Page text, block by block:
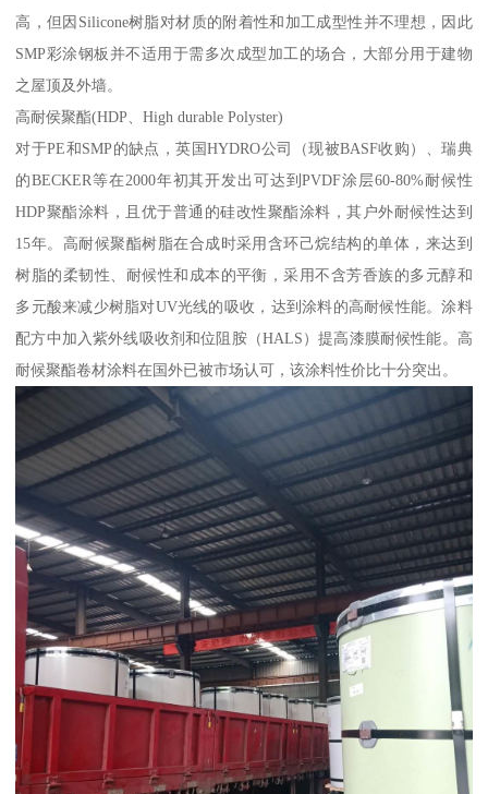
高，但因Silicone树脂对材质的附着性和加工成型性并不理想，因此
SMP彩涂钢板并不适用于需多次成型加工的场合，大部分用于建物
之屋顶及外墙。
高耐侯聚酯(HDP、High durable Polyster)
对于PE和SMP的缺点，英国HYDRO公司（现被BASF收购）、瑞典
的BECKER等在2000年初其开发出可达到PVDF涂层60-80%耐候性
HDP聚酯涂料，且优于普通的硅改性聚酯涂料，其户外耐候性达到
15年。高耐候聚酯树脂在合成时采用含环己烷结构的单体，来达到
树脂的柔韧性、耐候性和成本的平衡，采用不含芳香族的多元醇和
多元酸来减少树脂对UV光线的吸收，达到涂料的高耐候性能。涂料
配方中加入紫外线吸收剂和位阻胺（HALS）提高漆膜耐候性能。高
耐候聚酯卷材涂料在国外已被市场认可，该涂料性价比十分突出。